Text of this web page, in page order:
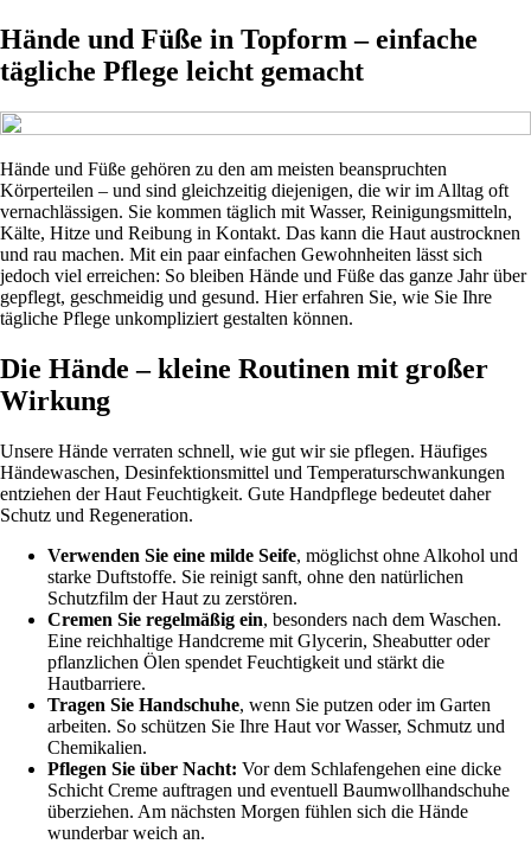
Hände und Füße in Topform – einfache
tägliche Pflege leicht gemacht
Hände und Füße gehören zu den am meisten beanspruchten
Körperteilen – und sind gleichzeitig diejenigen, die wir im Alltag oft
vernachlässigen. Sie kommen täglich mit Wasser, Reinigungsmitteln,
Kälte, Hitze und Reibung in Kontakt. Das kann die Haut austrocknen
und rau machen. Mit ein paar einfachen Gewohnheiten lässt sich
jedoch viel erreichen: So bleiben Hände und Füße das ganze Jahr über
gepflegt, geschmeidig und gesund. Hier erfahren Sie, wie Sie Ihre
tägliche Pflege unkompliziert gestalten können.
Die Hände – kleine Routinen mit großer
Wirkung
Unsere Hände verraten schnell, wie gut wir sie pflegen. Häufiges
Händewaschen, Desinfektionsmittel und Temperaturschwankungen
entziehen der Haut Feuchtigkeit. Gute Handpflege bedeutet daher
Schutz und Regeneration.
Verwenden Sie eine milde Seife, möglichst ohne Alkohol und
starke Duftstoffe. Sie reinigt sanft, ohne den natürlichen
Schutzfilm der Haut zu zerstören.
Cremen Sie regelmäßig ein, besonders nach dem Waschen.
Eine reichhaltige Handcreme mit Glycerin, Sheabutter oder
pflanzlichen Ölen spendet Feuchtigkeit und stärkt die
Hautbarriere.
Tragen Sie Handschuhe, wenn Sie putzen oder im Garten
arbeiten. So schützen Sie Ihre Haut vor Wasser, Schmutz und
Chemikalien.
Pflegen Sie über Nacht: Vor dem Schlafengehen eine dicke
Schicht Creme auftragen und eventuell Baumwollhandschuhe
überziehen. Am nächsten Morgen fühlen sich die Hände
wunderbar weich an.